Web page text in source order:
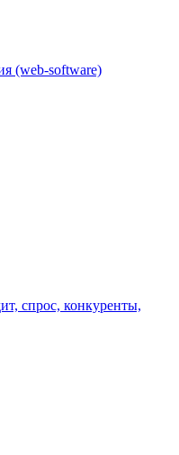
(web-software)
спрос, конкуренты,